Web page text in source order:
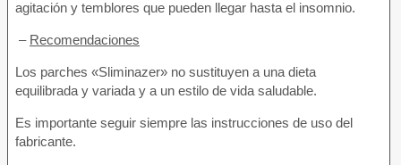
agitación y temblores que pueden llegar hasta el insomnio.
– Recomendaciones
Los parches «Sliminazer» no sustituyen a una dieta
equilibrada y variada y a un estilo de vida saludable.
Es importante seguir siempre las instrucciones de uso del
fabricante.